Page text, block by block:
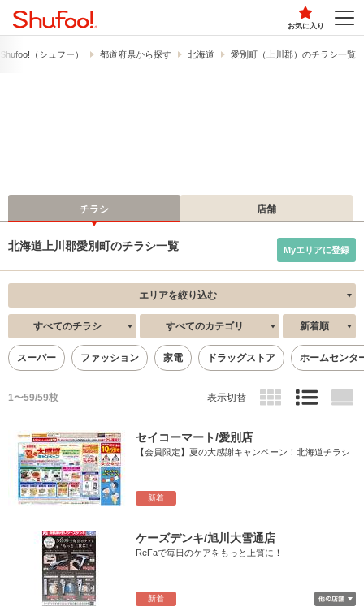
お気に入り
（シュフー） 都道府県から探す 北海道 愛別町（上川郡）のチラシ一覧
チラシ 店舗
北海道上川郡愛別町のチラシ一覧 Myエリアに登録
エリアを絞り込む
すべてのチラシ すべてのカテゴリ 新着順
スーパー ファッション 家電 ドラッグストア ホームセンタ
1〜59/59枚 表示切替
新着
セイコーマート/愛別店
【会員限定】夏の大感謝キャンペーン！北海道チラシ
新着
ケーズデンキ/旭川大雪通店
ReFaで毎日のケアをもっと上質に！